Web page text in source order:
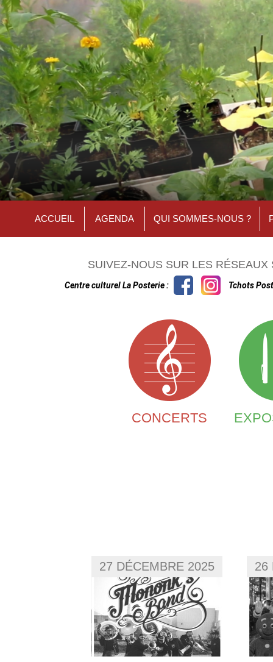
ACCUEIL AGENDA QUI SOMMES-NOUS ?
SUIVEZ-NOUS SUR LES RÉSEAUX
Centre culturel La Posterie : Tchots
CONCERTS
27 DÉCEMBRE 2025 26